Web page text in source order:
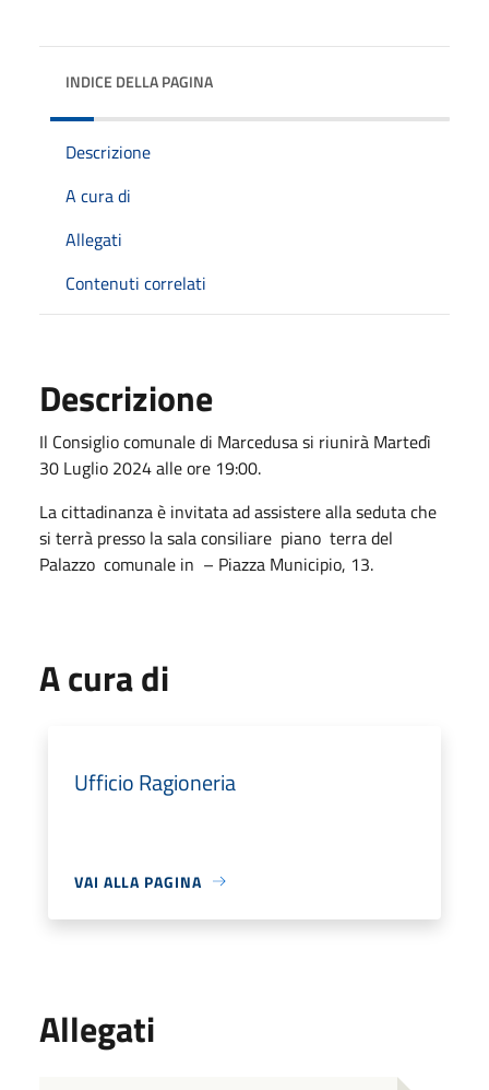
INDICE DELLA PAGINA
Descrizione
A cura di
Allegati
Contenuti correlati
Descrizione
Il Consiglio comunale di Marcedusa si riunirà Martedì
30 Luglio 2024 alle ore 19:00.
La cittadinanza è invitata ad assistere alla seduta che
si terrà presso la sala consiliare piano terra del
Palazzo comunale in – Piazza Municipio, 13.
A cura di
Ufficio Ragioneria
VAI ALLA PAGINA
Allegati